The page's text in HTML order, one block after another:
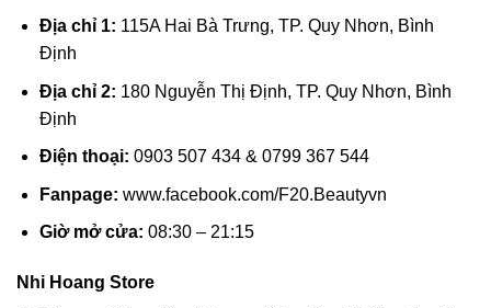
Địa chỉ 1: 115A Hai Bà Trưng, TP. Quy Nhơn, Bình
Định
Địa chỉ 2: 180 Nguyễn Thị Định, TP. Quy Nhơn, Bình
Định
Điện thoại: 0903 507 434 & 0799 367 544
Fanpage: www.facebook.com/F20.Beautyvn
Giờ mở cửa: 08:30 – 21:15
Nhi Hoang Store